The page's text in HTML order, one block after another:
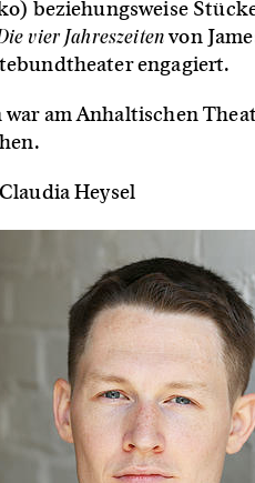
beziehungsweise
vier Jahreszeitenvon
engagiert.
am Anhaltischen
Heysel